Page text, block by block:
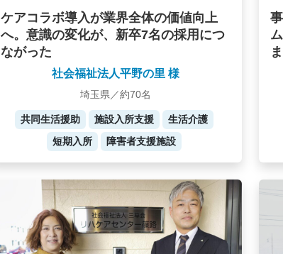
ケアコラボ導入が業界全体の価値向上
へ。意識の変化が、新卒7名の採用につ
ながった
社会福祉法人平野の里 様
埼玉県／約70名
共同生活援助 施設入所支援
生活介護
短期入所
障害者支援施設